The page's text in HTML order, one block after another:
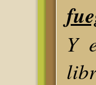
Y